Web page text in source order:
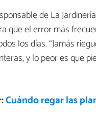
de La
que el error más
los días. “Jamás
y lo peor es que
Cuándo regar las